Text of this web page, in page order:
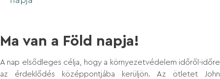
Ma van a Föld napja!
A nap elsődleges célja, hogy a környezetvédelem időről-időre
az érdeklődés középpontjába kerüljön. Az ötletet John